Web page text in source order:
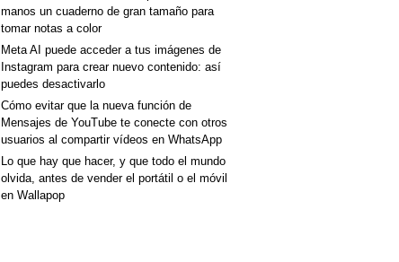
manos un cuaderno de gran tamaño para
tomar notas a color
Meta AI puede acceder a tus imágenes de
Instagram para crear nuevo contenido: así
puedes desactivarlo
Cómo evitar que la nueva función de
Mensajes de YouTube te conecte con otros
usuarios al compartir vídeos en WhatsApp
Lo que hay que hacer, y que todo el mundo
olvida, antes de vender el portátil o el móvil
en Wallapop